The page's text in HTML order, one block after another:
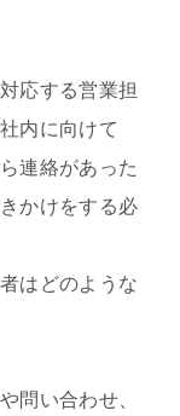
応する営業担
内に向けて
連絡があった
かけをする必
はどのような
問い合わせ、